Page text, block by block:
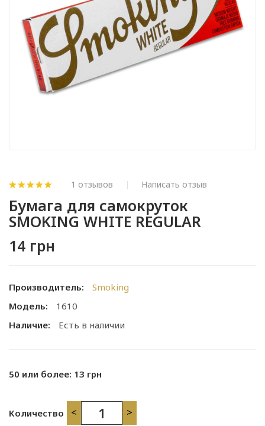
1 отзывов Написать отзыв
Бумага для самокруток
SMOKING WHITE REGULAR
14 грн
Производитель:
Smoking
Модель:
1610
Наличие:
Есть в наличии
50 или более: 13 грн
Количество < >